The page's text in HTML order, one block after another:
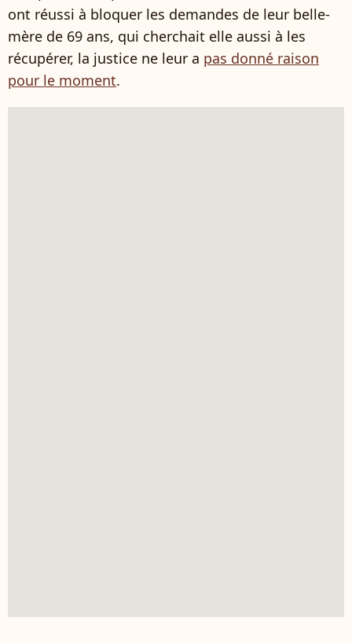
ont réussi à bloquer les demandes de leur belle-
mère de 69 ans, qui cherchait elle aussi à les
récupérer, la justice ne leur a pas donné raison
pour le moment.